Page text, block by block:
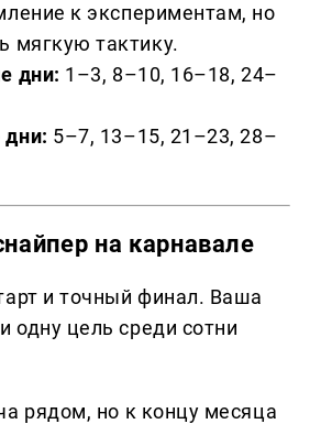
к экспериментам, но
мягкую тактику.
дни: 1–3, 8–10, 16–18, 24–
5–7, 13–15, 21–23, 28–
на карнавале
и точный финал. Ваша
одну цель среди сотни
рядом, но к концу месяца